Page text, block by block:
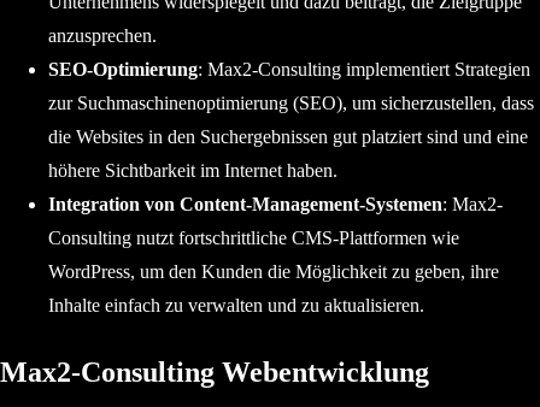
anzusprechen.
SEO-Optimierung: Max2-Consulting implementiert Strategien
zur Suchmaschinenoptimierung (SEO), um sicherzustellen, dass
die Websites in den Suchergebnissen gut platziert sind und eine
höhere Sichtbarkeit im Internet haben.
Integration von Content-Management-Systemen: Max2-
Consulting nutzt fortschrittliche CMS-Plattformen wie
WordPress, um den Kunden die Möglichkeit zu geben, ihre
Inhalte einfach zu verwalten und zu aktualisieren.
Max2-Consulting Webentwicklung